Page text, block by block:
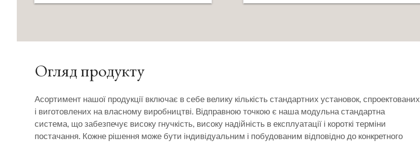
Огляд продукту
Асортимент нашої продукції включає в себе велику кількість стандартних установок, спроектованих
і виготовлених на власному виробництві. Відправною точкою є наша модульна стандартна
система, що забезпечує високу гнучкість, високу надійність в експлуатації і короткі терміни
постачання. Кожне рішення може бути індивідуальним і побудованим відповідно до конкретного